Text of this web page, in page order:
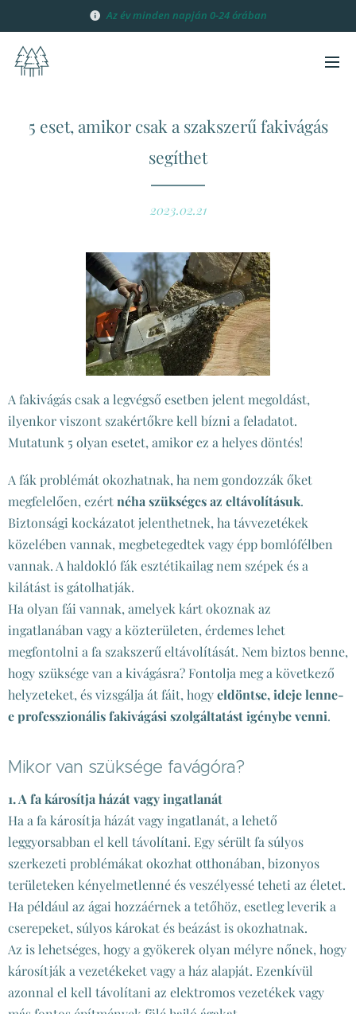
Az év minden napján 0-24 órában
5 eset, amikor csak a szakszerű fakivágás
segíthet
2023.02.21
A fakivágás csak a legvégső esetben jelent megoldást,
ilyenkor viszont szakértőkre kell bízni a feladatot.
Mutatunk 5 olyan esetet, amikor ez a helyes döntés!
A fák problémát okozhatnak, ha nem gondozzák őket
megfelelően, ezértnéha szükséges az eltávolításuk.
Biztonsági kockázatot jelenthetnek, ha távvezetékek
közelében vannak, megbetegedtek vagy épp bomlófélben
vannak. A haldokló fák esztétikailag nem szépek és a
kilátást is gátolhatják.
Ha olyan fái vannak, amelyek kárt okoznak az
ingatlanában vagy a közterületen, érdemes lehet
megfontolni a fa szakszerű eltávolítását. Nem biztos benne,
hogy szüksége van a kivágásra? Fontolja meg a következő
helyzeteket, és vizsgálja át fáit, hogyeldöntse, ideje lenne-
e professzionális fakivágási szolgáltatást igénybe venni.
Mikor van szüksége favágóra?
1. A fa károsítja házát vagy ingatlanát
Ha a fa károsítja házát vagy ingatlanát, a lehető
leggyorsabban el kell távolítani. Egy sérült fa súlyos
szerkezeti problémákat okozhat otthonában, bizonyos
területeken kényelmetlenné és veszélyessé teheti az életet.
Ha például az ágai hozzáérnek a tetőhöz, esetleg leverik a
cserepeket, súlyos károkat és beázást is okozhatnak.
Az is lehetséges, hogy a gyökerek olyan mélyre nőnek, hogy
károsítják a vezetékeket vagy a ház alapját. Ezenkívül
azonnal el kell távolítani az elektromos vezetékek vagy